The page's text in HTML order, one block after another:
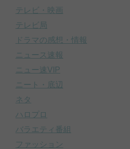
テレビ・映画
テレビ局
ドラマの感想・情報
ニュース速報
ニュー速VIP
ニート・底辺
ネタ
ハロプロ
バラエティ番組
ファッション